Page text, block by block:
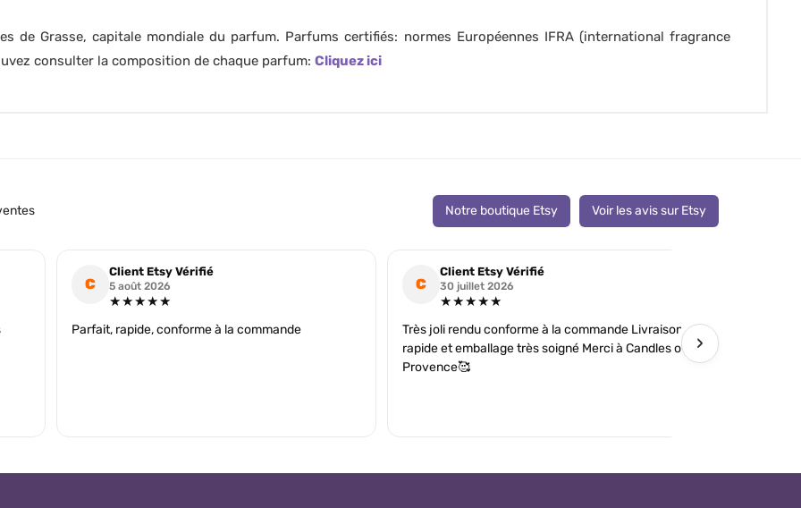
de Grasse, capitale mondiale du parfum. Parfums certifiés: normes Européennes IFRA (international fragrance
consulter la composition de chaque parfum: Cliquez ici
Notre boutique Etsy Voir les avis sur Etsy
C
Client Etsy Vérifié
5 août 2026
★★★★★
Parfait, rapide, conforme à la commande
C
Client Etsy Vérifié
30 juillet 2026
★★★★★
Très joli rendu conforme à la commande Livraison
rapide et emballage très soigné Merci à Candles of
Provence🥰
›